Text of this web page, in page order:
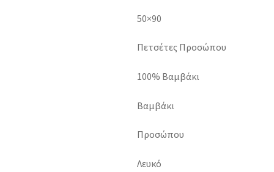
50×90
Πετσέτες Προσώπου
100% Βαμβάκι
Βαμβάκι
Προσώπου
Λευκό